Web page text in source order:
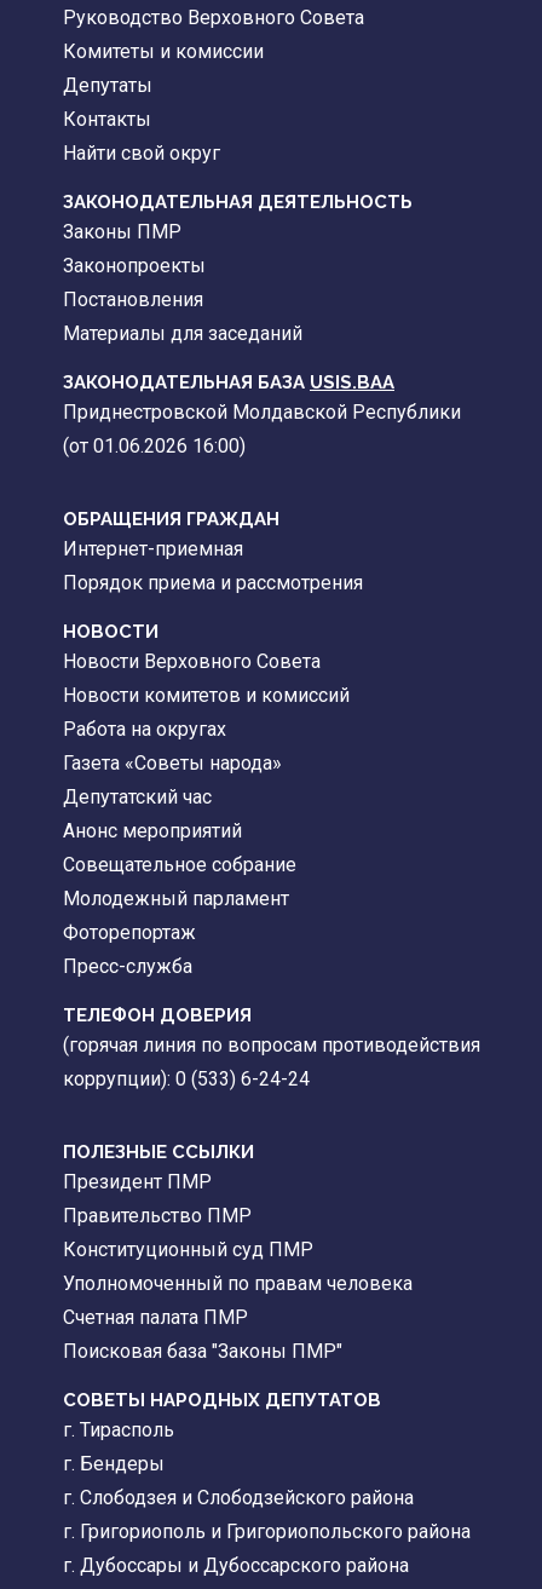
Руководство Верховного Совета
Комитеты и комиссии
Депутаты
Контакты
Найти свой округ
ЗАКОНОДАТЕЛЬНАЯ ДЕЯТЕЛЬНОСТЬ
Законы ПМР
Законопроекты
Постановления
Материалы для заседаний
ЗАКОНОДАТЕЛЬНАЯ БАЗА USIS.BAA
Приднестровской Молдавской Республики
(от 01.06.2026 16:00)
ОБРАЩЕНИЯ ГРАЖДАН
Интернет-приемная
Порядок приема и рассмотрения
НОВОСТИ
Новости Верховного Совета
Новости комитетов и комиссий
Работа на округах
Газета «Советы народа»
Депутатский час
Анонс мероприятий
Совещательное собрание
Молодежный парламент
Фоторепортаж
Пресс-служба
ТЕЛЕФОН ДОВЕРИЯ
(горячая линия по вопросам противодействия
коррупции): 0 (533) 6-24-24
ПОЛЕЗНЫЕ ССЫЛКИ
Президент ПМР
Правительство ПМР
Конституционный суд ПМР
Уполномоченный по правам человека
Счетная палата ПМР
Поисковая база "Законы ПМР"
СОВЕТЫ НАРОДНЫХ ДЕПУТАТОВ
г. Тирасполь
г. Бендеры
г. Слободзея и Слободзейского района
г. Григориополь и Григориопольского района
г. Дубоссары и Дубоссарского района